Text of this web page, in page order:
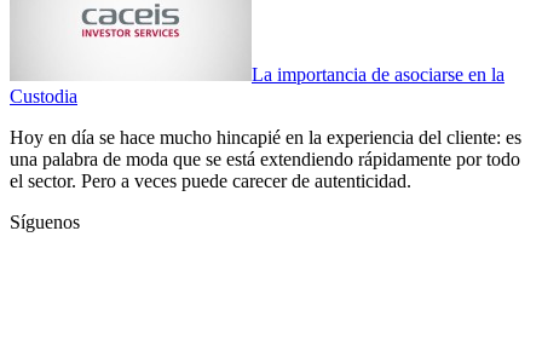
La importancia de asociarse en la
Custodia
Hoy en día se hace mucho hincapié en la experiencia del cliente: es
una palabra de moda que se está extendiendo rápidamente por todo
el sector. Pero a veces puede carecer de autenticidad.
Síguenos